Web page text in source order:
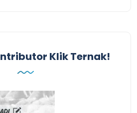
Klik Ternak!